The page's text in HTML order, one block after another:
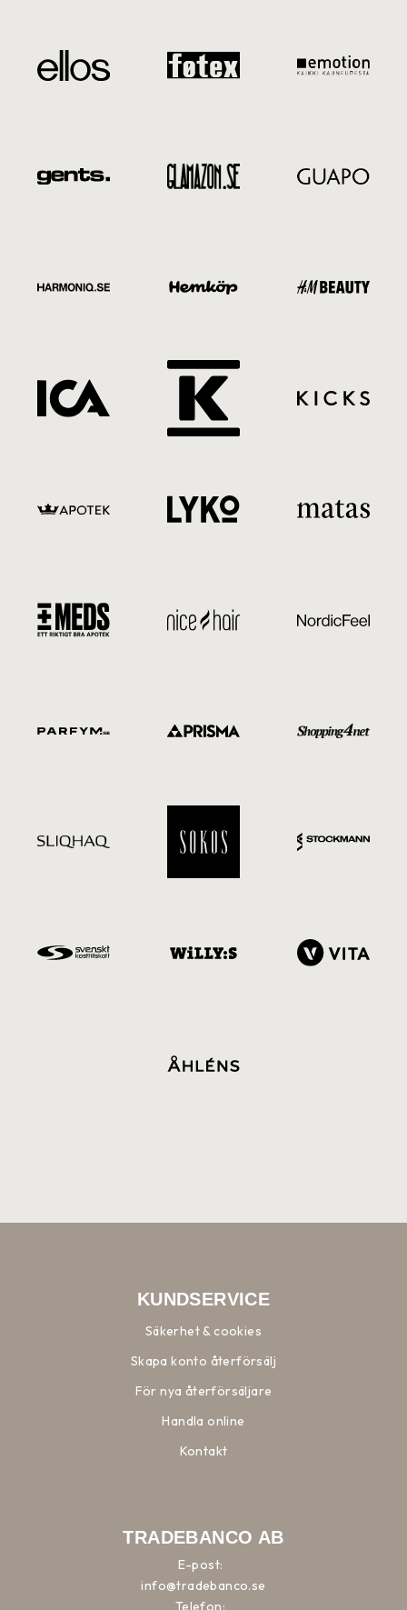
TRADEBANCO AB
E-post:
info@tradebanco.se
Telefon:
KUNDSERVICE
Säkerhet & cookies
Skapa konto återförsälj
För nya återförsäljare
Handla online
Kontakt